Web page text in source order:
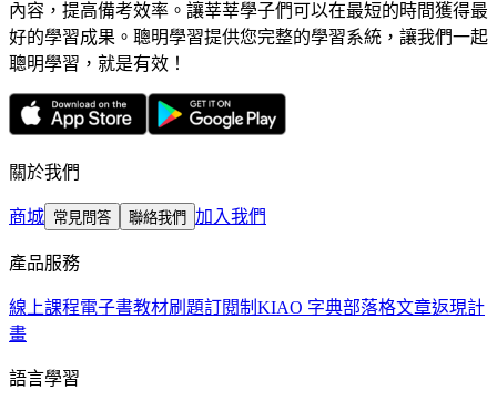
內容，提高備考效率。讓莘莘學子們可以在最短的時間獲得最
好的學習成果。聰明學習提供您完整的學習系統，讓我們一起
聰明學習，就是有效！
關於我們
商城 常見問答 聯絡我們 加入我們
產品服務
線上課程電子書教材刷題訂閱制 KIAO 字典部落格文章返現計
畫
語言學習